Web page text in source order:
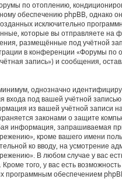
по отоплению,
обеспечению phpBB, однако
исключительно
которые вы отправляете на
размещённые под учётной
в конференции «Форумы по
запись») и сообщения,
однозначно
входа под вашей учётной
из вашей учётной записи
законами о защите
информация, запрашиваемая
кроме вашего имени
ко вводу, на усмотрение
В любом случае у вас
того, у вас есть
программным обеспечением